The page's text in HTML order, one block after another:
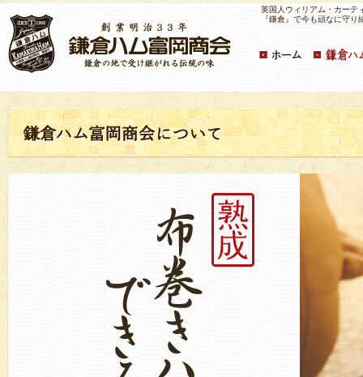
英国人ウィリアム・カーテ
『鎌倉』で今も頑なに守り